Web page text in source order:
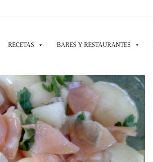
RECETAS BARES Y RESTAURANTES